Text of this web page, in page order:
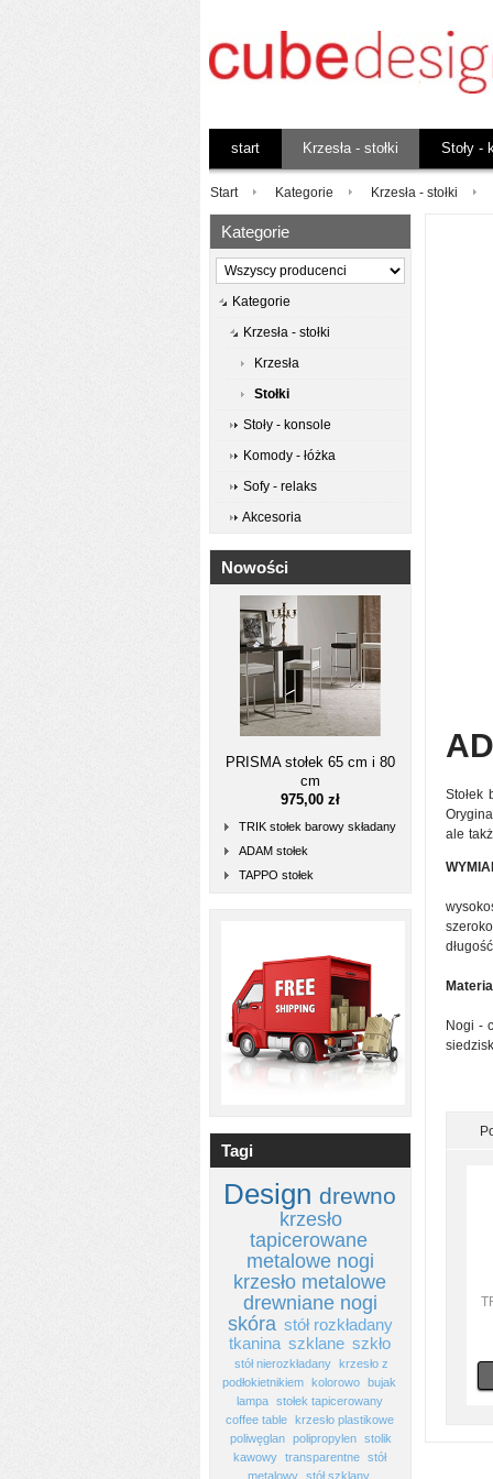
start Krzesła - stołki Stoły -
Start Kategorie Krzesła - stołki
Kategorie
Kategorie
Krzesła - stołki
Krzesła
Stołki
Stoły - konsole
Komody - łóżka
Sofy - relaks
Akcesoria
Nowości
PRISMA stołek 65 cm i 80
cm
975,00 zł
TRIK stołek barowy składany
ADAM stołek
TAPPO stołek
Tagi
Design drewno
krzesło
tapicerowane
metalowe nogi
krzesło metalowe
drewniane nogi
skóra stół rozkładany
tkanina szklane szkło
stół nierozkładany krzesło z
podłokietnikiem kolorowo bujak
lampa
stołek tapicerowany
coffee table
krzesło plastikowe
poliwęglan
polipropylen
stolik
kawowy
transparentne
stół
metalowy
stół szklany
Stołek
ale
Nogi -